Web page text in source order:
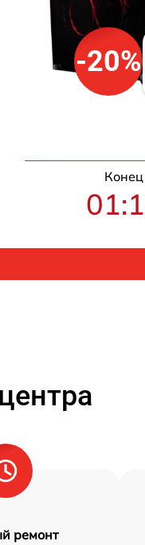
-20%
ремонт